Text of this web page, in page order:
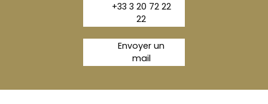
+33 3 20 72 22
22
Envoyer un
mail